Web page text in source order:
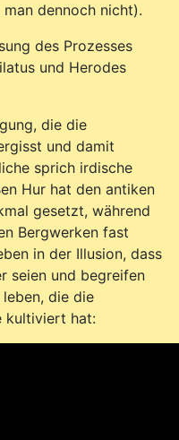
dennoch nicht).
des Prozesses
und Herodes
die die
und damit
sprich irdische
Hur hat den antiken
gesetzt, während
Bergwerken fast
in der Illusion, dass
seien und begreifen
die die
kultiviert hat: